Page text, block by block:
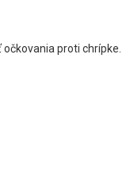
proti chrípke.